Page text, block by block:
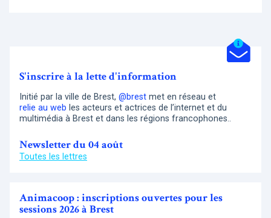
S'inscrire à la lette d'information
Initié par la ville de Brest, @brest met en réseau et
relie au web les acteurs et actrices de l’internet et du
multimédia à Brest et dans les régions francophones..
Newsletter du 04 août
Toutes les lettres
Animacoop : inscriptions ouvertes pour les
sessions 2026 à Brest